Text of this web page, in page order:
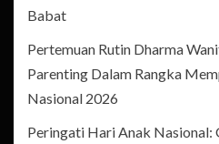
Babat
Pertemuan Rutin Dharma
Parenting Dalam Rangka
Nasional 2026
Peringati Hari Anak Nasional: